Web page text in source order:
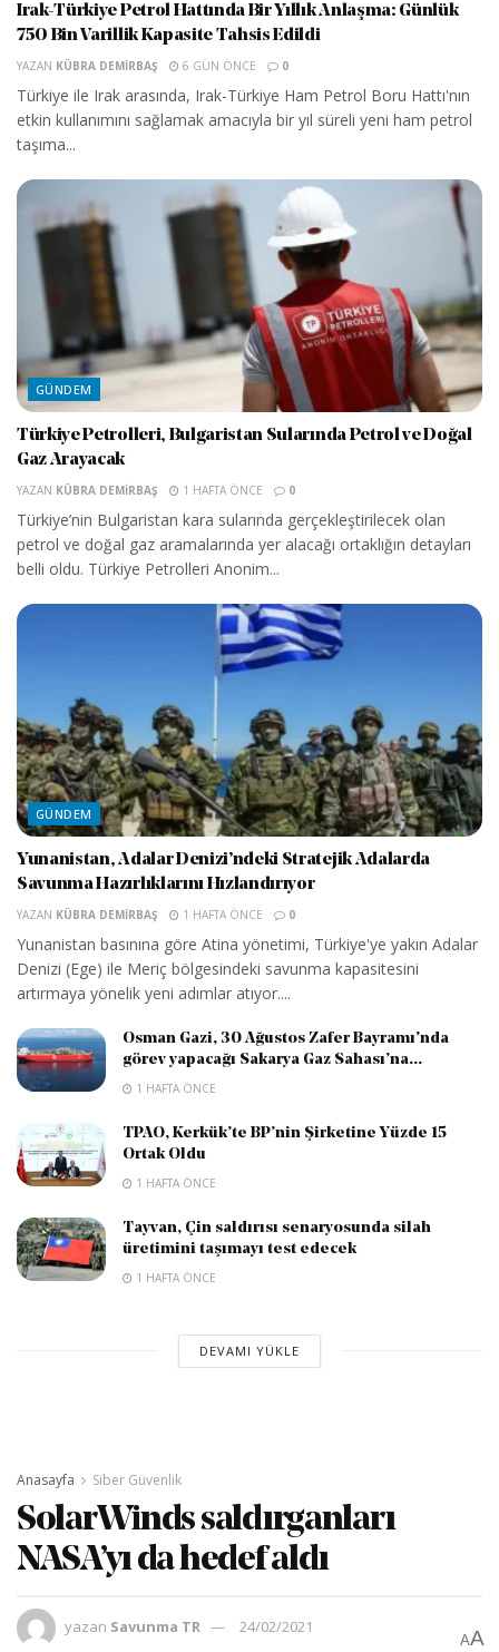
Irak-Türkiye Petrol Hattında Bir Yıllık Anlaşma: Günlük
750 Bin Varillik Kapasite Tahsis Edildi
YAZAN KÜBRA DEMIRBAŞ 6 GÜN ÖNCE 0
Türkiye ile Irak arasında, Irak-Türkiye Ham Petrol Boru Hattı'nın
etkin kullanımını sağlamak amacıyla bir yıl süreli yeni ham petrol
taşıma...
GÜNDEM
Türkiye Petrolleri, Bulgaristan Sularında Petrol ve Doğal
Gaz Arayacak
YAZAN KÜBRA DEMIRBAŞ 1 HAFTA ÖNCE 0
Türkiye’nin Bulgaristan kara sularında gerçekleştirilecek olan
petrol ve doğal gaz aramalarında yer alacağı ortaklığın detayları
belli oldu. Türkiye Petrolleri Anonim...
GÜNDEM
Yunanistan, Adalar Denizi’ndeki Stratejik Adalarda
Savunma Hazırlıklarını Hızlandırıyor
YAZAN KÜBRA DEMIRBAŞ 1 HAFTA ÖNCE 0
Yunanistan basınına göre Atina yönetimi, Türkiye'ye yakın Adalar
Denizi (Ege) ile Meriç bölgesindeki savunma kapasitesini
artırmaya yönelik yeni adımlar atıyor....
Osman Gazi, 30 Ağustos Zafer Bayramı’nda
görev yapacağı Sakarya Gaz Sahası’na...
1 HAFTA ÖNCE
TPAO, Kerkük’te BP’nin Şirketine Yüzde 15
Ortak Oldu
1 HAFTA ÖNCE
Tayvan, Çin saldırısı senaryosunda silah
üretimini taşımayı test edecek
1 HAFTA ÖNCE
DEVAMI YÜKLE
Anasayfa Siber Güvenlik
SolarWinds saldırganları
NASA’yı da hedef aldı
yazan Savunma TR
24/02/2021
AA